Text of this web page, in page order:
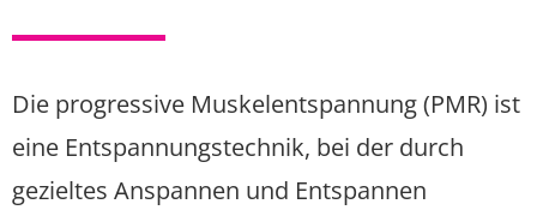
Die progressive Muskelentspannung (PMR) ist
eine Entspannungstechnik, bei der durch
gezieltes Anspannen und Entspannen